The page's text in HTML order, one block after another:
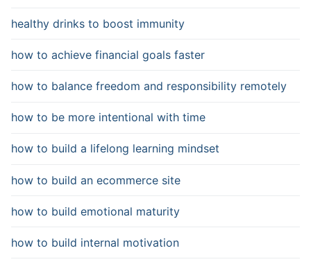
healthy drinks to boost immunity
how to achieve financial goals faster
how to balance freedom and responsibility remotely
how to be more intentional with time
how to build a lifelong learning mindset
how to build an ecommerce site
how to build emotional maturity
how to build internal motivation